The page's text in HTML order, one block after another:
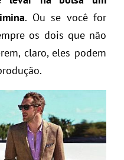
. Ou se você for
os dois que não
claro, eles podem